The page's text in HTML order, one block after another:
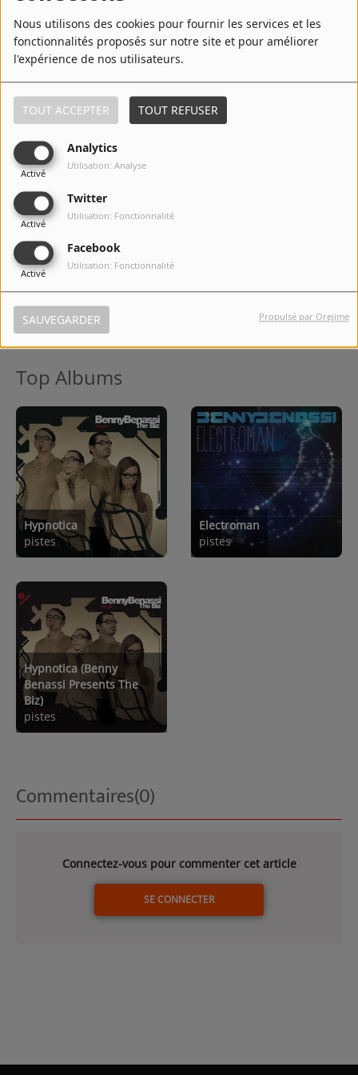
Nous utilisons des cookies pour fournir les services et les
fonctionnalités proposés sur notre site et pour améliorer
l'expérience de nos utilisateurs.
TOUT ACCEPTER TOUT REFUSER
Analytics
Activé
Utilisation: Analyse
Twitter
Activé
Utilisation: Fonctionnalité
Facebook
Activé
Utilisation: Fonctionnalité
SAUVEGARDER Propulsé par Orejime
7 Satisfaction - Uk Radio Edit
8
Satisfaction (Isak Original
10
Top Albums
Hypnotica
pistes
Electroman
pistes
Hypnotica (Benny
Benassi Presents The
Biz)
pistes
Commentaires(0)
Connectez-vous pour commenter cet article
SE CONNECTER